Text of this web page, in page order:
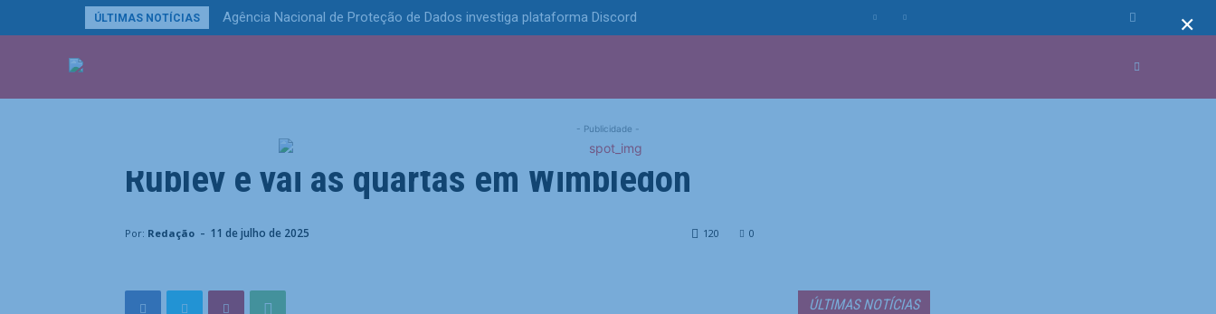
ÚLTIMAS NOTÍCIAS Agência Nacional de Proteção de Dados investiga plataforma Discord
- Publicidade -
Esportes
Alcaraz faz pontaços para virar sobre
Rublev e vai às quartas em Wimbledon
Por: Redação - 11 de julho de 2025 0
120
ÚLTIMAS NOTÍCIAS
×